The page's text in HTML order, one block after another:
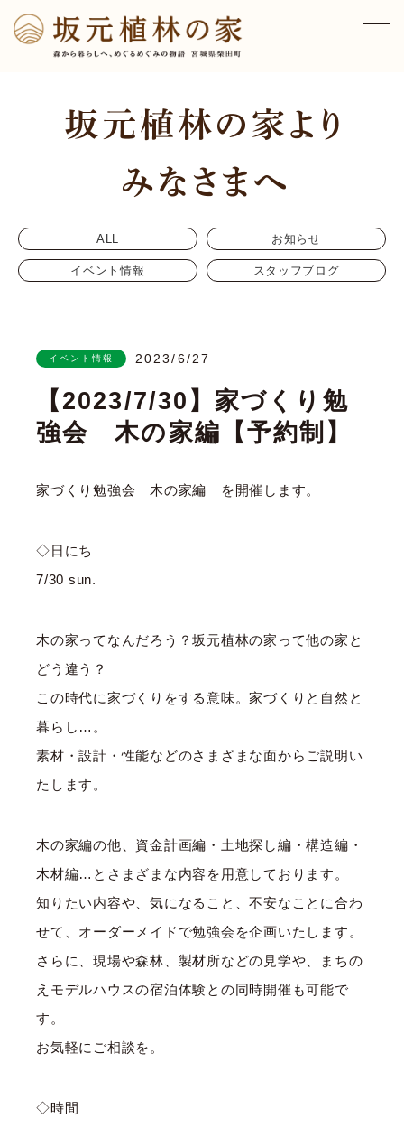
ALL お知らせ
イベント情報 スタッフブログ
イベント情報 2023/6/27
【2023/7/30】家づくり勉
強会 木の家編【予約制】
家づくり勉強会 木の家編 を開催します。
◇日にち
7/30 sun.
木の家ってなんだろう？坂元植林の家って他の家と
どう違う？
この時代に家づくりをする意味。家づくりと自然と
暮らし…。
素材・設計・性能などのさまざまな面からご説明い
たします。
木の家編の他、資金計画編・土地探し編・構造編・
木材編…とさまざまな内容を用意しております。
知りたい内容や、気になること、不安なことに合わ
せて、オーダーメイドで勉強会を企画いたします。
さらに、現場や森林、製材所などの見学や、まちの
えモデルハウスの宿泊体験との同時開催も可能で
す。
お気軽にご相談を。
◇時間